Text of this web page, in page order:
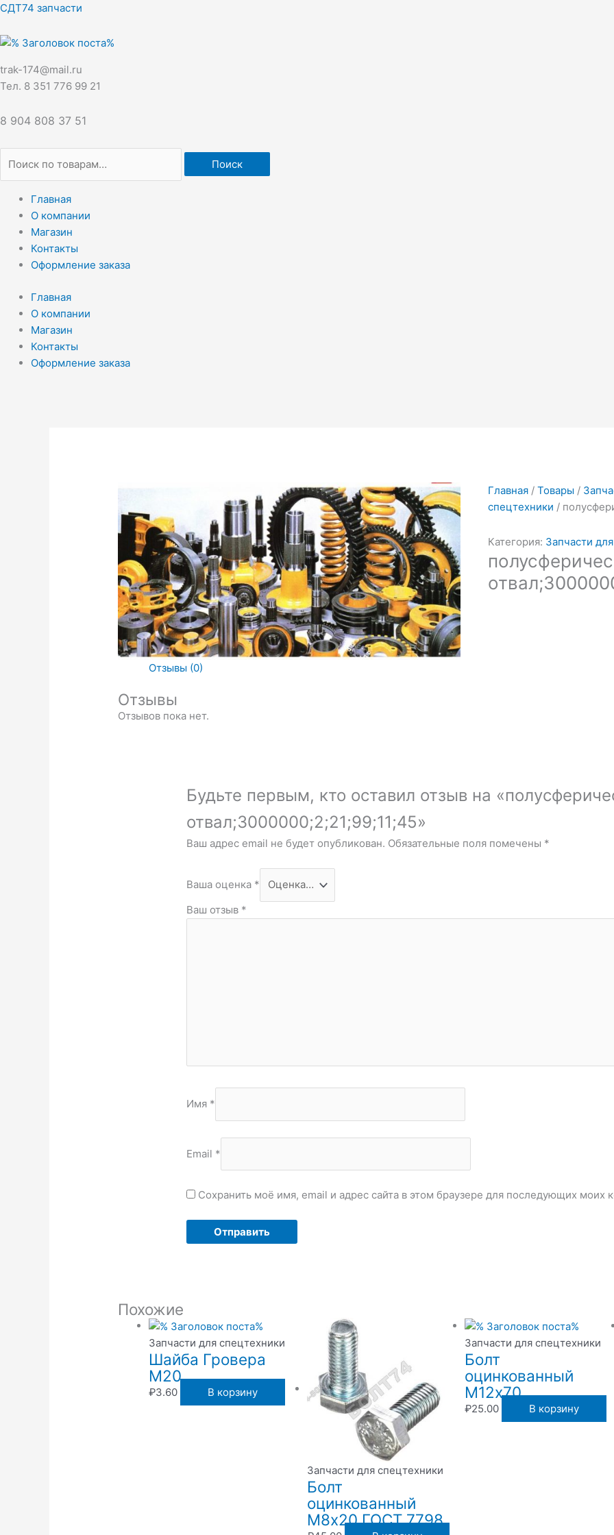
Перейти
содержимому
СДТ74 запчасти
trak-174@mail.ru
Тел. 8 351 776 99 21
8 904 808 37 51
Искать:
Поиск
Главная
О компании
Магазин
Контакты
Оформление заказа
Главная
О компании
Магазин
Контакты
Оформление заказа
Главная / Товары /
спецтехники /
Категория: Запчасти
Отзывы (0)
Отзывы
Отзывов пока нет.
Будьте первым, кто оставил отзыв на
отвал;3000000;2;21;99;11;45»
Ваш адрес email не будет опубликован. Обязательные поля помечены *
Ваша оценка *
Ваш отзыв *
Имя *
Email *
Сохранить моё имя, email и адрес сайта в этом браузере для последующих моих
Похожие
Запчасти для спецтехники
Шайба Гровера
М20
₽3.60 В корзину
Запчасти для спецтехники
Болт
оцинкованный
М8х20 ГОСТ 7798
Запчасти для спецтехники
Болт
оцинкованный
М12х70
₽25.00 В корзину